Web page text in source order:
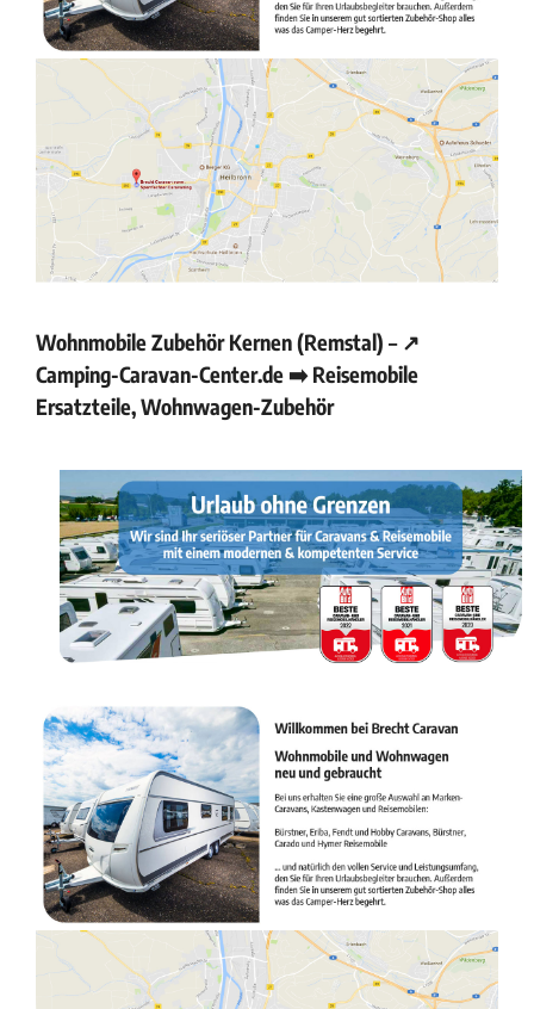
Wohnmobile Zubehör Kernen (Remstal) – ↗️
Camping-Caravan-Center.de ➡️ Reisemobile
Ersatzteile, Wohnwagen-Zubehör